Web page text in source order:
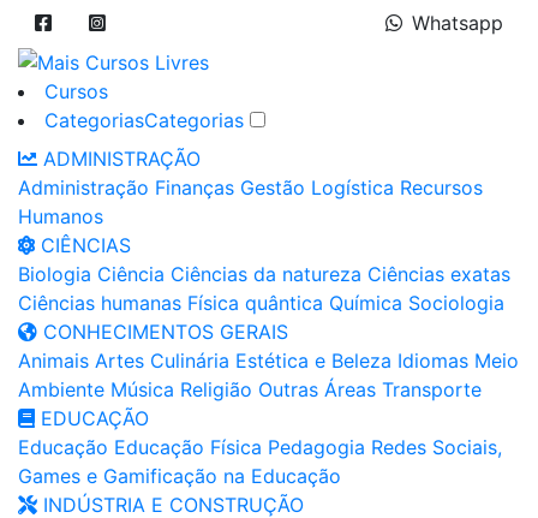
Whatsapp
Cursos
CategoriasCategorias
ADMINISTRAÇÃO
Administração Finanças Gestão Logística Recursos
Humanos
CIÊNCIAS
Biologia Ciência Ciências da natureza Ciências exatas
Ciências humanas Física quântica Química Sociologia
CONHECIMENTOS GERAIS
Animais Artes Culinária Estética e Beleza Idiomas Meio
Ambiente Música Religião Outras Áreas Transporte
EDUCAÇÃO
Educação Educação Física Pedagogia Redes Sociais,
Games e Gamificação na Educação
INDÚSTRIA E CONSTRUÇÃO